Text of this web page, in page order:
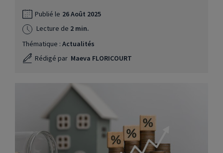
Publié le 26 Août 2025
Lecture de 2 min.
Thématique : Actualités
Rédigé par Maeva FLORICOURT